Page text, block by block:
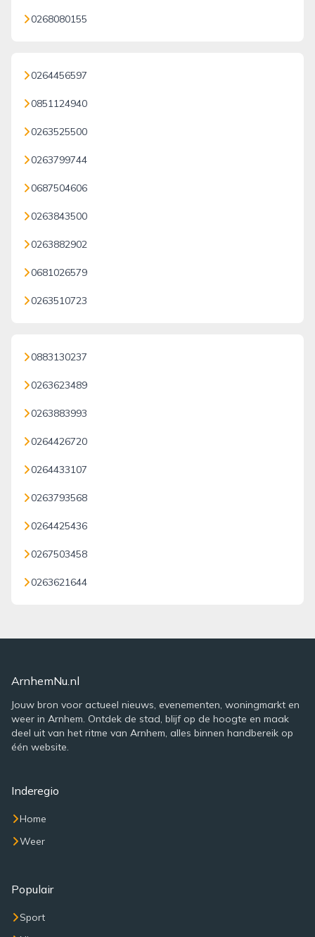
0268080155
0264456597
0851124940
0263525500
0263799744
0687504606
0263843500
0263882902
0681026579
0263510723
0883130237
0263623489
0263883993
0264426720
0264433107
0263793568
0264425436
0267503458
0263621644
ArnhemNu.nl
Jouw bron voor actueel nieuws, evenementen, woningmarkt en
weer in Arnhem. Ontdek de stad, blijf op de hoogte en maak
deel uit van het ritme van Arnhem, alles binnen handbereik op
één website.
Inderegio
Home
Weer
Populair
Sport